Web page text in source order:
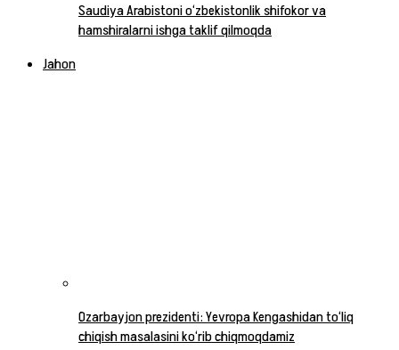
Saudiya Arabistoni o‘zbekistonlik shifokor va
hamshiralarni ishga taklif qilmoqda
Jahon
Ozarbayjon prezidenti: Yevropa Kengashidan to‘liq
chiqish masalasini ko‘rib chiqmoqdamiz